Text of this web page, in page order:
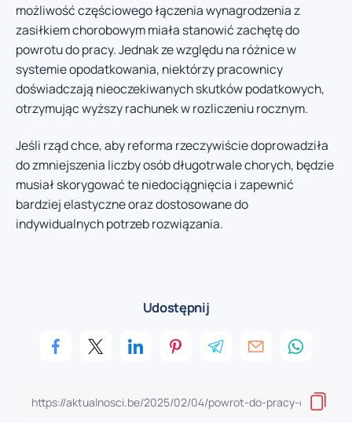
możliwość częściowego łączenia wynagrodzenia z
zasiłkiem chorobowym miała stanowić zachętę do
powrotu do pracy. Jednak ze względu na różnice w
systemie opodatkowania, niektórzy pracownicy
doświadczają nieoczekiwanych skutków podatkowych,
otrzymując wyższy rachunek w rozliczeniu rocznym.
Jeśli rząd chce, aby reforma rzeczywiście doprowadziła
do zmniejszenia liczby osób długotrwale chorych, będzie
musiał skorygować te niedociągnięcia i zapewnić
bardziej elastyczne oraz dostosowane do
indywidualnych potrzeb rozwiązania.
Udostępnij